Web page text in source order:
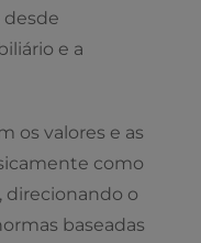
e a
os valores e as
como
direcionando o
baseadas